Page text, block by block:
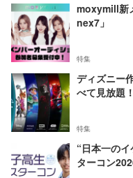
moxymill新
nex7」
特集
ディズニー
べて見放題
特集
“日本一の
ターコン